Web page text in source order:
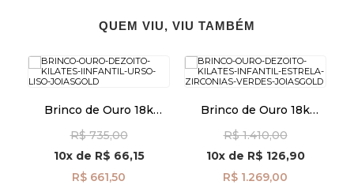
QUEM VIU, VIU TAMBÉM
Brinco de Ouro 18k
br25703
R$ 735,00
10xde R$ 66,15
R$ 661,50
Brinco de Ouro 18k
Zircônias Verdes
br29509
R$ 1.410,00
10xde R$ 126,90
R$ 1.269,00